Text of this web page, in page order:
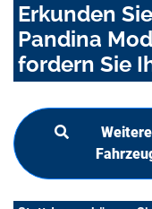
Erkunden
Pandina
fordern Sie